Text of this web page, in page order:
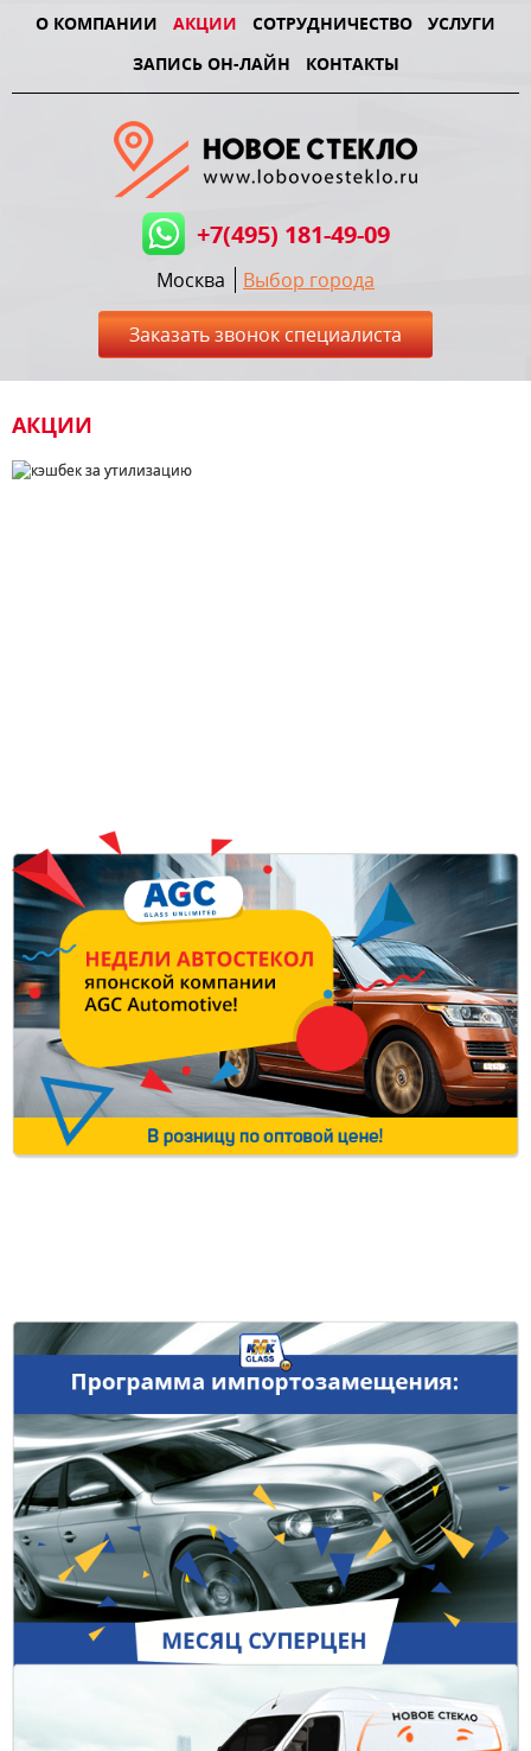
О КОМПАНИИ АКЦИИ СОТРУДНИЧЕСТВО
УСЛУГИ
ЗАПИСЬ ОН-ЛАЙН
КОНТАКТЫ
+7(495) 181-49-09
Москва Выбор города
Заказать звонок специалиста
AКЦИИ